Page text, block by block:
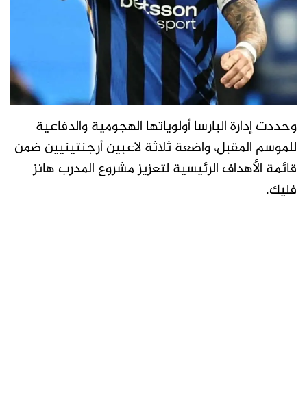
وحددت إدارة البارسا أولوياتها الهجومية والدفاعية
للموسم المقبل، واضعة ثلاثة لاعبين أرجنتينيين ضمن
قائمة الأهداف الرئيسية لتعزيز مشروع المدرب هانز
فليك.